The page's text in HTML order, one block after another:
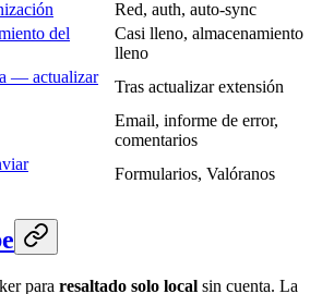
Red, auth, auto-sync
del
Casi lleno, almacenamiento
lleno
— actualizar
Tras actualizar extensión
Email, informe de error,
comentarios
Formularios, Valóranos
para resaltado solo local sin cuenta. La